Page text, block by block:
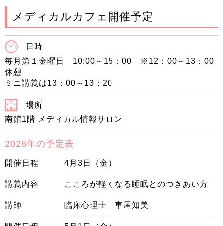
メディカルカフェ開催予定
日時
毎月第１金曜日 10:00～15：00
※12：00～13：00
休憩
ミニ講義は13：00～13：20
場所
南館1階 メディカル情報サロン
2026年の予定表
開催日程 4月3日（金）
講義内容 こころが軽くなる睡眠とのつきあい方
講師 臨床心理士 車屋知美